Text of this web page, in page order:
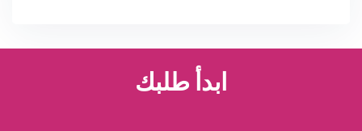
ابدأ طلبك